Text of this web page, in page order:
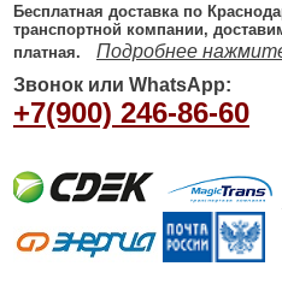
Бесплатная доставка по
транспортной компании,
платная.
Подробнее
Звонок или WhatsApp:
+7(900) 246-86-60